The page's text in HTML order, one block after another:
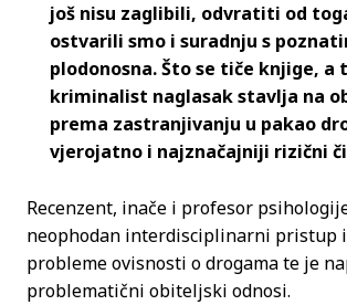
još nisu zaglibili, odvratiti od
ostvarili smo i suradnju s
plodonosna. Što se tiče knjige,
kriminalist naglasak stavlja na
prema zastranjivanju u pakao
vjerojatno i najznačajniji rizični
Recenzent, inače i profesor
neophodan interdisciplinarni pristup
probleme ovisnosti o drogama te je
problematični obiteljski odnosi.